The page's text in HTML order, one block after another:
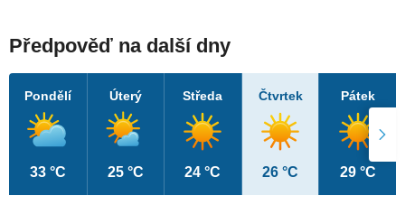
Předpověď na další dny
Pondělí
33 °C
Úterý
25 °C
Středa
24 °C
Čtvrtek
26 °C
Pátek
29 °C